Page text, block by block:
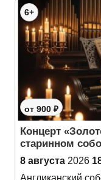
6+
от 900 ₽
Концерт
старинном
8 августа 2026
Англиканский